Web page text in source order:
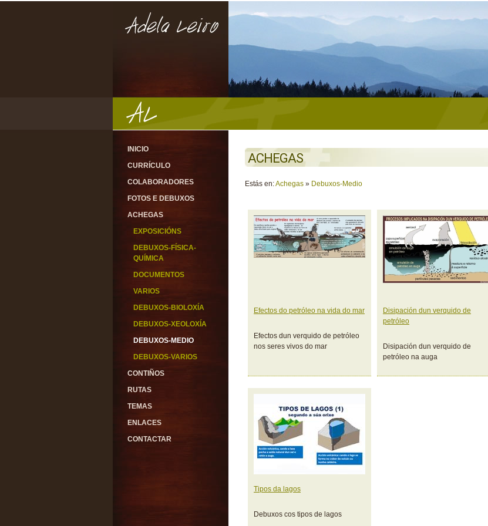
INICIO
CURRÍCULO
COLABORADORES
FOTOS E DEBUXOS
ACHEGAS
EXPOSICIÓNS
DEBUXOS-FÍSICA-
QUÍMICA
DOCUMENTOS
VARIOS
DEBUXOS-BIOLOXÍA
DEBUXOS-XEOLOXÍA
DEBUXOS-MEDIO
DEBUXOS-VARIOS
CONTIÑOS
RUTAS
TEMAS
ENLACES
CONTACTAR
ACHEGAS
Estás en:Achegas » Debuxos-Medio
Efectos do petróleo na vida do mar
Efectos dun verquido de petróleo
nos seres vivos do mar
Disipación dun verquido de
petróleo
Disipación dun verquido de
petróleo na auga
Tipos da lagos
Debuxos cos tipos de lagos